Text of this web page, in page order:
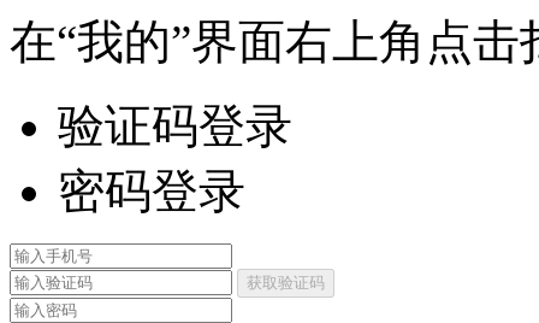
在“我的”界面右上角点击
验证码登录
密码登录
获取验证码